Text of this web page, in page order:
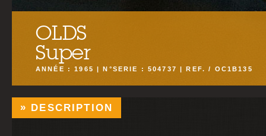
OLDS
Super
ANNÉE : 1965 | N°SERIE : 504737 | REF. / OC1B135
DESCRIPTION